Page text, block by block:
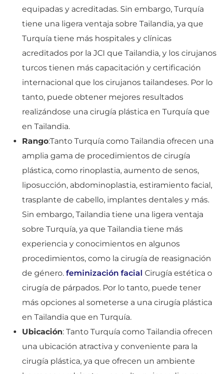
equipadas y acreditadas. Sin embargo, Turquía
tiene una ligera ventaja sobre Tailandia, ya que
Turquía tiene más hospitales y clínicas
acreditados por la JCI que Tailandia, y los cirujanos
turcos tienen más capacitación y certificación
internacional que los cirujanos tailandeses. Por lo
tanto, puede obtener mejores resultados
realizándose una cirugía plástica en Turquía que
en Tailandia.
Rango:Tanto Turquía como Tailandia ofrecen una
amplia gama de procedimientos de cirugía
plástica, como rinoplastia, aumento de senos,
liposucción, abdominoplastia, estiramiento facial,
trasplante de cabello, implantes dentales y más.
Sin embargo, Tailandia tiene una ligera ventaja
sobre Turquía, ya que Tailandia tiene más
experiencia y conocimientos en algunos
procedimientos, como la cirugía de reasignación
de género. feminización facial Cirugía estética o
cirugía de párpados. Por lo tanto, puede tener
más opciones al someterse a una cirugía plástica
en Tailandia que en Turquía.
Ubicación: Tanto Turquía como Tailandia ofrecen
una ubicación atractiva y conveniente para la
cirugía plástica, ya que ofrecen un ambiente